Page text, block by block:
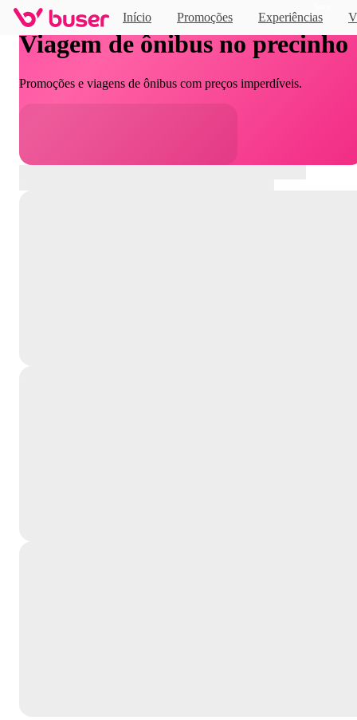
Início Promoções Experiências
Viagem de ônibus no precinho
Promoções e viagens de ônibus com preços imperdíveis.